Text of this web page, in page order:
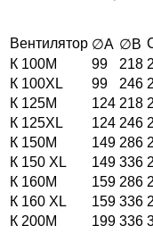
Вентилятор ∅А ∅В
К 100М
99 218
К 100XL
99 246
К 125М
124 218
К 125XL
124 246
К 150М
149 286
К 150 XL
149 336
К 160М
159 286
К 160 XL
159 336
К 200М
199 336